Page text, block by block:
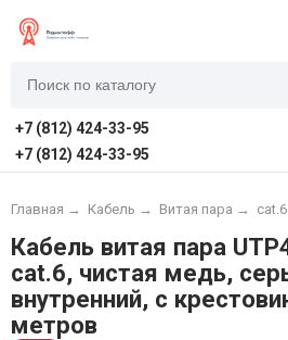
+7 (812) 424-33-95
+7 (812) 424-33-95
Главная → Кабель → Витая пара → cat.6
Кабель витая пара
cat.6, чистая медь,
внутренний, с
метров